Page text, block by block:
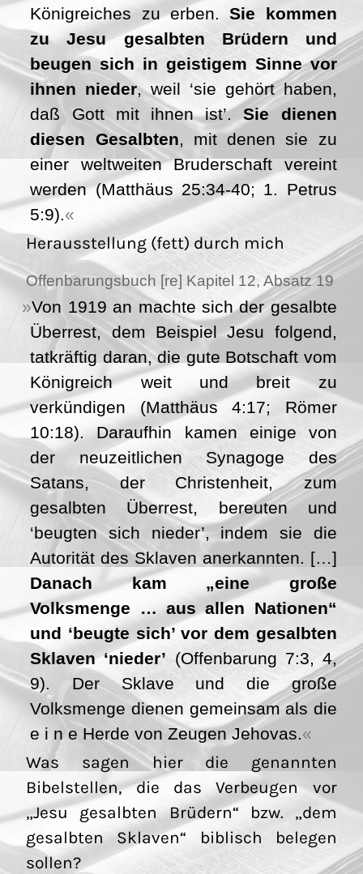
Königreiches zu erben.Sie kommen
zu Jesu gesalbten Brüdern und
beugen sich in geistigem Sinne vor
ihnen nieder, weil ‘sie gehört haben,
daß Gott mit ihnen ist’.Sie dienen
diesen Gesalbten, mit denen sie zu
einer weltweiten Bruderschaft vereint
werden (Matthäus 25:34-40; 1. Petrus
5:9).
Herausstellung (fett) durch mich
Offenbarungsbuch [re] Kapitel 12, Absatz 19
Von 1919 an machte sich der gesalbte
Überrest, dem Beispiel Jesu folgend,
tatkräftig daran, die gute Botschaft vom
Königreich weit und breit zu
verkündigen (Matthäus 4:17; Römer
10:18). Daraufhin kamen einige von
der neuzeitlichen Synagoge des
Satans, der Christenheit, zum
gesalbten Überrest, bereuten und
‘beugten sich nieder’, indem sie die
Autorität des Sklaven anerkannten. […]
Danach kam „eine große
Volksmenge … aus allen Nationen“
und ‘beugte sich’ vor dem gesalbten
Sklaven ‘nieder’ (Offenbarung 7:3, 4,
9). Der Sklave und die große
Volksmenge dienen gemeinsam als die
e i n e Herde von Zeugen Jehovas.
Was sagen hier die genannten
Bibelstellen, die das Verbeugen vor
„Jesu gesalbten Brüdern“ bzw. „dem
gesalbten Sklaven“ biblisch belegen
sollen?